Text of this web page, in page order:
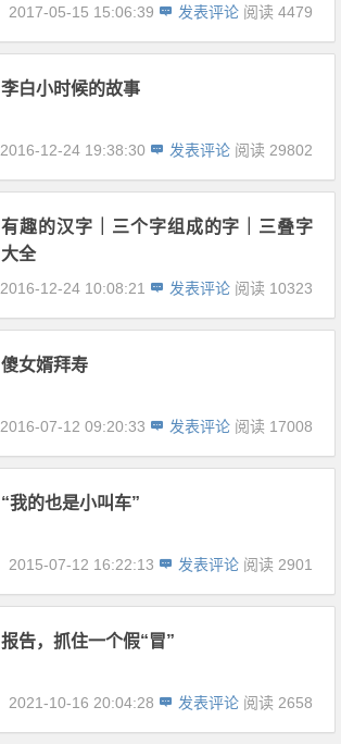
2017-05-15 15:06:39 发表评论 阅读 4479
李白小时候的故事
2016-12-24 19:38:30 发表评论 阅读 29802
有趣的汉字｜三个字组成的字｜三叠字
大全
2016-12-24 10:08:21 发表评论 阅读 10323
傻女婿拜寿
2016-07-12 09:20:33 发表评论 阅读 17008
“我的也是小叫车”
2015-07-12 16:22:13 发表评论 阅读 2901
报告，抓住一个假“冒”
2021-10-16 20:04:28 发表评论 阅读 2658